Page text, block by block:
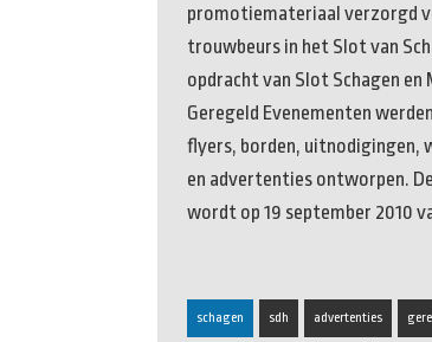
promotiemateriaal verzorgd
trouwbeurs in het Slot van
opdracht van Slot Schagen en
Geregeld Evenementen
flyers, borden, uitnodigingen,
en advertenties ontworpen.
wordt op 19 september 2010
schagen sdh advertenties